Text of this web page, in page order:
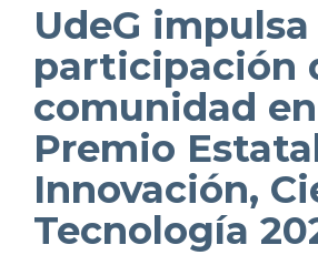
UdeG impulsa
participación
comunidad
Premio
Innovación,
Tecnología